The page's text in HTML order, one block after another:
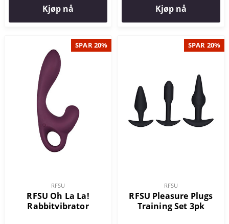
Kjøp nå Kjøp nå
SPAR 20%
RFSU
RFSU Oh La La!
Rabbitvibrator
SPAR 20%
RFSU
RFSU Pleasure Plugs
Training Set 3pk